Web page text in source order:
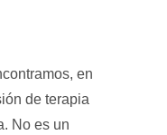
en
de terapia
No es un